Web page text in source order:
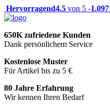
Hervorragend4.5 von 5 -1.097
650K zufriedene Kunden
Dank persönlichem Service
Kostenlose Muster
Für Artikel bis zu 5 €
80 Jahre Erfahrung
Wir kennen Ihren Bedarf